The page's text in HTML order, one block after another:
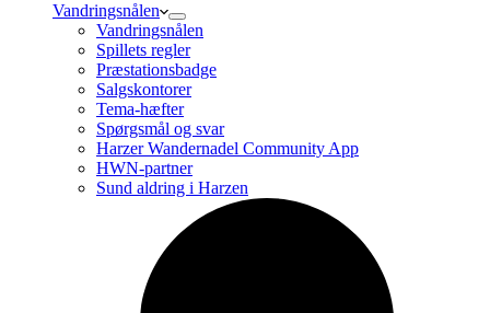
Vandringsnålen
Vandringsnålen
Spillets regler
Præstationsbadge
Salgskontorer
Tema-hæfter
Spørgsmål og svar
Harzer Wandernadel Community App
HWN-partner
Sund aldring i Harzen